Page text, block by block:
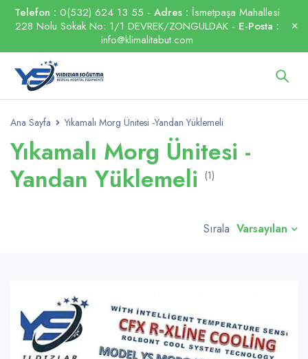
Telefon : 0(532) 624 13 55 - Adres : İsmetpaşa Mahallesi
228 Nolu Sokak No: 1/1 DEVREK/ZONGULDAK - E-Posta :
info@klimalitabut.com
Ana Sayfa Yıkamalı Morg Ünitesi -Yandan Yüklemeli
Yıkamalı Morg Ünitesi -
Yandan Yüklemeli (1)
Sırala Varsayılan